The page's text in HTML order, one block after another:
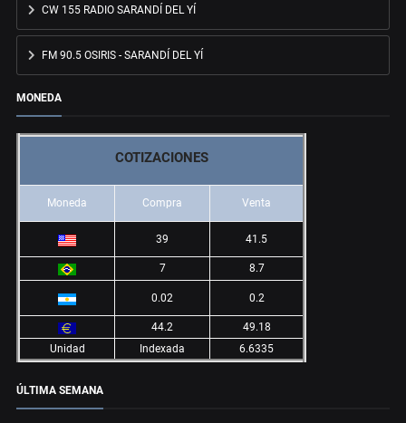
CW 155 RADIO SARANDÍ DEL YÍ
FM 90.5 OSIRIS - SARANDÍ DEL YÍ
MONEDA
COTIZACIONES
Moneda Compra Venta
39 41.5
7 8.7
0.02 0.2
44.2
49.18
Unidad
Indexada 6.6335
ÚLTIMA SEMANA